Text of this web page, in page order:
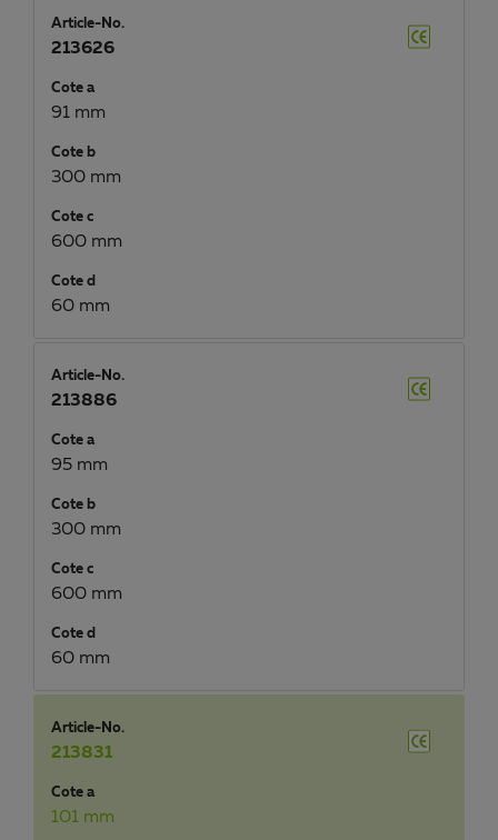
Article-No.
213626
Cote a
91 mm
Cote b
300 mm
Cote c
600 mm
Cote d
60 mm
Article-No.
213886
Cote a
95 mm
Cote b
300 mm
Cote c
600 mm
Cote d
60 mm
Article-No.
213831
Cote a
101 mm